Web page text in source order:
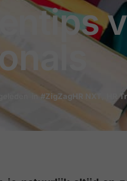
in #ZigZagHR NXT HR